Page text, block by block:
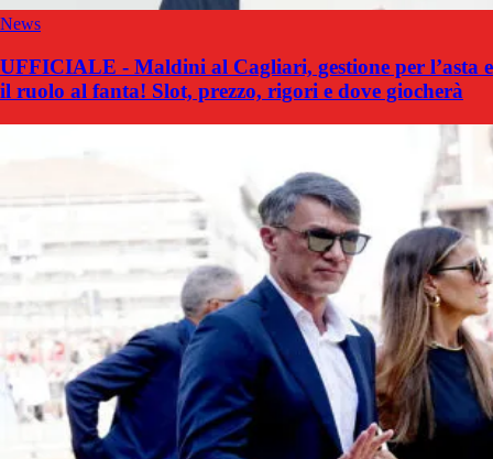
News
UFFICIALE - Maldini al Cagliari, gestione per l’asta e
il ruolo al fanta! Slot, prezzo, rigori e dove giocherà